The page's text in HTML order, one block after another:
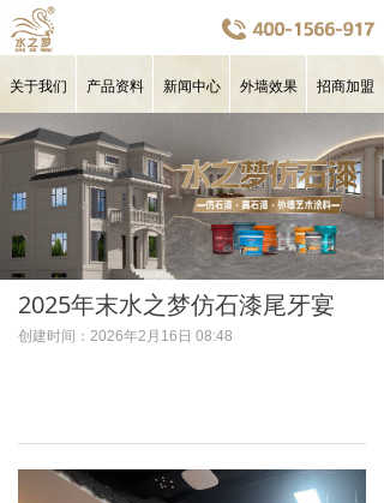
关于我们 产品资料 新闻中心 外墙效果 招商加盟
2025年末水之梦仿石漆尾牙宴
创建时间： 2026年2月16日 08:48